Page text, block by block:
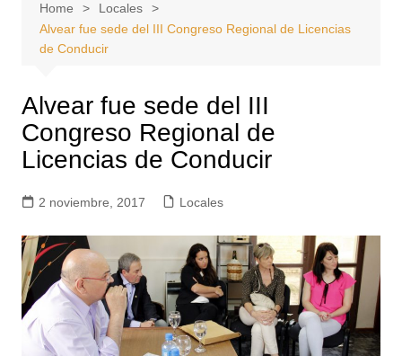
Home
Locales
Alvear fue sede del III Congreso Regional de Licencias
de Conducir
Alvear fue sede del III
Congreso Regional de
Licencias de Conducir
2 noviembre, 2017 Locales